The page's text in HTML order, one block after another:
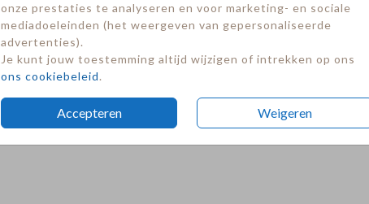
onze prestaties te analyseren en voor marketing- en sociale
mediadoeleinden (het weergeven van gepersonaliseerde
advertenties).
Je kunt jouw toestemming altijd wijzigen of intrekken op ons
ons cookiebeleid.
Accepteren Weigeren